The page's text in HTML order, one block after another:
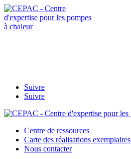
Suivre
Suivre
Centre de ressources
Carte des réalisations exemplaires
Nous contacter